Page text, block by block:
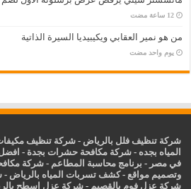
‏12 ساعة مضت
من هو نمير العقابي ويكيبيديا السيرة الذاتية
‏يوم واحد مضت
شركة تنظيف فلل بالرياض -شركة تنظيف
المياه بجده -شركة مكافحة حشرات بجدة -
في مصر - برنامج محاسبة المطاعم -شركة
وتصميم مواقع -كشف تسربات المياه بالرياض -
شركة عزل فوم بالقصيم -شركة عزل اسطح